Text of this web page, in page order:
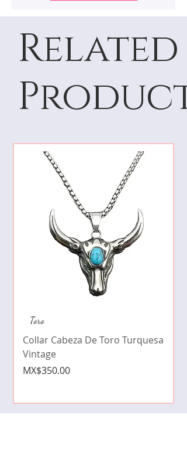
Related
Products
Toro
Collar Cabeza De Toro Turquesa
Vintage
Price
MX$350.00